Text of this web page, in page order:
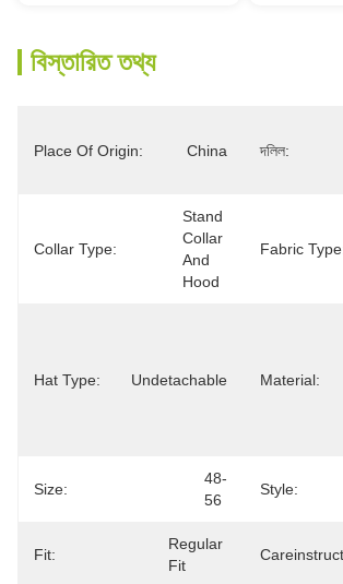
বিস্তারিত তথ্য
Place Of Origin: China দলিল:
Collar Type:
Stand
Collar
And
Hood
Fabric
Hat Type: Undetachable Material:
Size:
48-
56
Style:
Fit:
Regular
Fit